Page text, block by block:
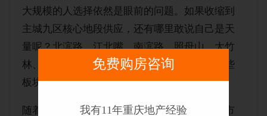
大规模的人选择依然是眼前的问题。如果收缩到
主城九区核心地段供应，还有哪里敢说自己是天
量呢？北滨路、江北嘴、南滨路、照母山、大竹
林、观音桥、冉家坝，这几个区域你们觉得这些
板块哪里供大于求了？
随着重庆作为西部金融中心和国际消费中心城市
免费购房咨询
我有11年重庆地产经验